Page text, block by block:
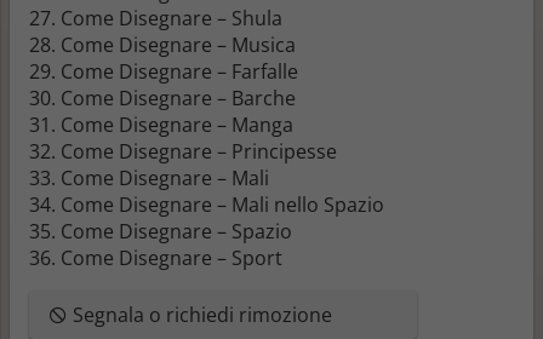
27. Come Disegnare – Shula
28. Come Disegnare – Musica
29. Come Disegnare – Farfalle
30. Come Disegnare – Barche
31. Come Disegnare – Manga
32. Come Disegnare – Principesse
33. Come Disegnare – Mali
34. Come Disegnare – Mali nello Spazio
35. Come Disegnare – Spazio
36. Come Disegnare – Sport
Segnala o richiedi rimozione